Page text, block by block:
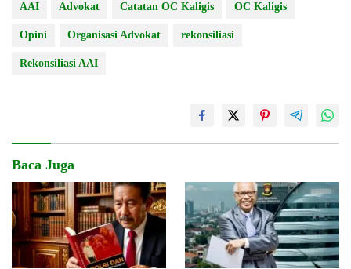
AAI Advokat Catatan OC Kaligis OC Kaligis
Opini Organisasi Advokat rekonsiliasi
Rekonsiliasi AAI
Baca Juga